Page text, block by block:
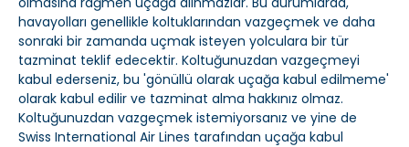
havayolları genellikle koltuklarından vazgeçmek ve daha
sonraki bir zamanda uçmak isteyen yolculara bir tür
tazminat teklif edecektir. Koltuğunuzdan vazgeçmeyi
kabul ederseniz, bu 'gönüllü olarak uçağa kabul edilmeme'
olarak kabul edilir ve tazminat alma hakkınız olmaz.
Koltuğunuzdan vazgeçmek istemiyorsanız ve yine de
Swiss International Air Lines tarafından uçağa kabul